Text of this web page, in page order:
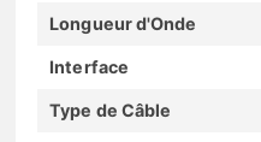
Longueur d'Onde
Interface
Type de Câble